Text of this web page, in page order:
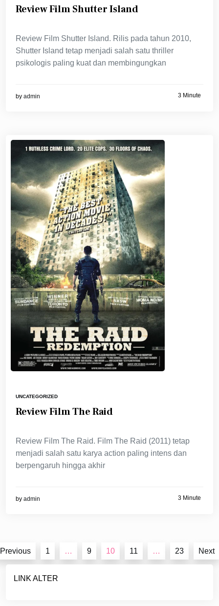
Review Film Shutter Island
Review Film Shutter Island. Rilis pada tahun 2010,
Shutter Island tetap menjadi salah satu thriller
psikologis paling kuat dan membingungkan
by admin 3 Minute
UNCATEGORIZED
Review Film The Raid
Review Film The Raid. Film The Raid (2011) tetap
menjadi salah satu karya action paling intens dan
berpengaruh hingga akhir
by admin 3 Minute
Posts
pagination
Previous 1 … 9 10 11 … 23 Next
LINK ALTER